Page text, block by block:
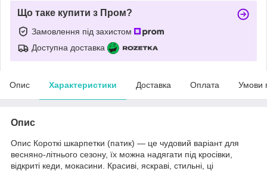
Що таке купити з Пром?
Замовлення під захистом
Доступна доставка
Опис Характеристики Доставка Оплата Умови
Опис
Опис Короткі шкарпетки (патик) — це чудовий варіант для
весняно-літнього сезону, їх можна надягати під кросівки,
відкриті кеди, мокасини. Красиві, яскраві, стильні, ці